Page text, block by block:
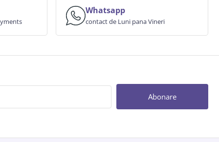
Whatsapp
contact de Luni pana Vineri
Abonare